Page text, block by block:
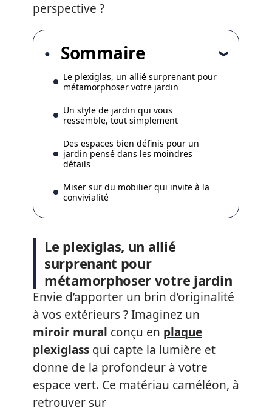
perspective ?
Sommaire
Le plexiglas, un allié surprenant pour
métamorphoser votre jardin
Un style de jardin qui vous
ressemble, tout simplement
Des espaces bien définis pour un
jardin pensé dans les moindres
détails
Miser sur du mobilier qui invite à la
convivialité
Le plexiglas, un allié
surprenant pour
métamorphoser votre jardin
Envie d’apporter un brin d’originalité
à vos extérieurs ? Imaginez un
miroir mural conçu en plaque
plexiglass qui capte la lumière et
donne de la profondeur à votre
espace vert. Ce matériau caméléon, à
retrouver sur